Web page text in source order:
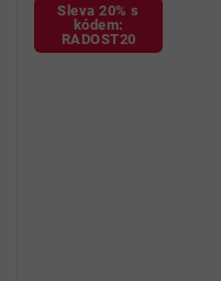
Sleva 20% s
kódem:
RADOST20